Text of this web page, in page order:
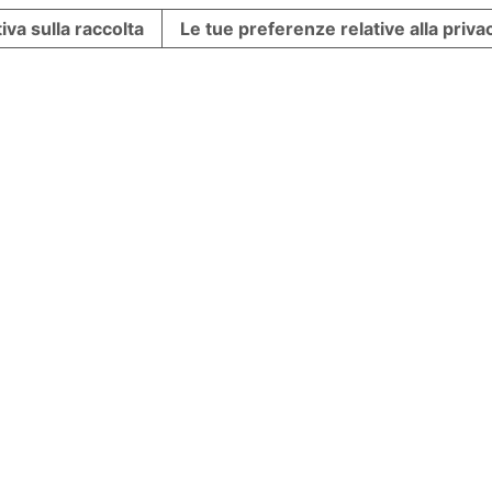
sulla raccolta Le tue preferenze relative alla